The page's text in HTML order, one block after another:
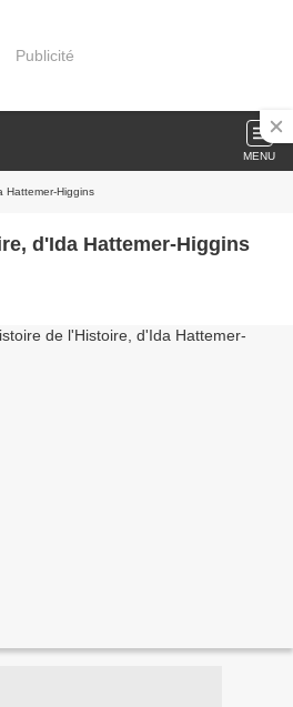
Publicité
MENU
Hattemer-Higgins
d'Ida Hattemer-Higgins